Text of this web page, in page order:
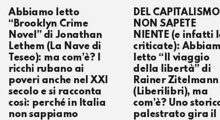
Abbiamo letto
“Brooklyn Crime
Novel” di Jonathan
Lethem (La Nave di
Teseo): ma com’è? I
ricchi rubano ai
poveri anche nel XXI
secolo e si racconta
così: perché in Italia
non sappiamo
DEL CAPITALISMO
NON SAPETE
NIENTE (e infatti
criticate):
letto “Il viaggio
della libertà” di
Rainer Zitelmann
(Liberilibri), ma
com’è? Uno
palestrato gira il